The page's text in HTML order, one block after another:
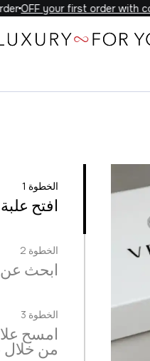
الخطوة 1
افتح
الخطوة 2
ابحث عن
الخطوة 3
من